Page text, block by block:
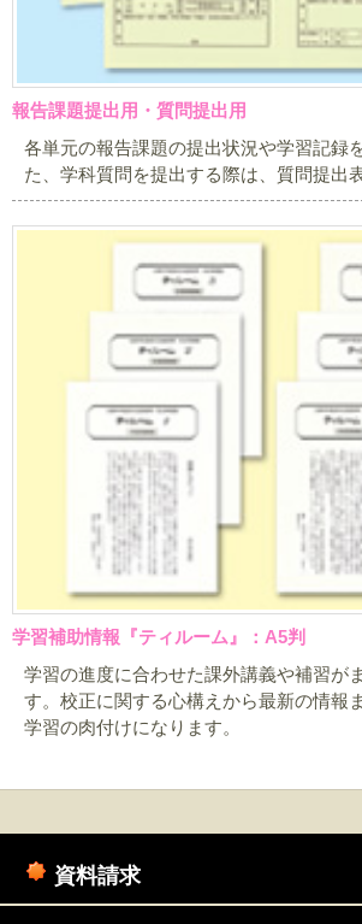
報告課題提出用・質問提出用
各単元の報告課題の提出状況や学習記録
た、学科質問を提出する際は、質問提出
学習補助情報『ティルーム』：A5判
学習の進度に合わせた課外講義や補習が
す。校正に関する心構えから最新の情報
学習の肉付けになります。
資料請求